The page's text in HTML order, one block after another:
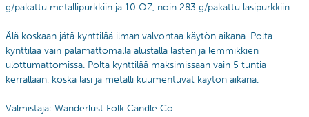
g/pakattu metallipurkkiin ja 10 OZ, noin 283 g/pakattu lasipurkkiin.
Älä koskaan jätä kynttilää ilman valvontaa käytön aikana. Polta
kynttilää vain palamattomalla alustalla lasten ja lemmikkien
ulottumattomissa. Polta kynttilää maksimissaan vain 5 tuntia
kerrallaan, koska lasi ja metalli kuumentuvat käytön aikana.
Valmistaja: Wanderlust Folk Candle Co.